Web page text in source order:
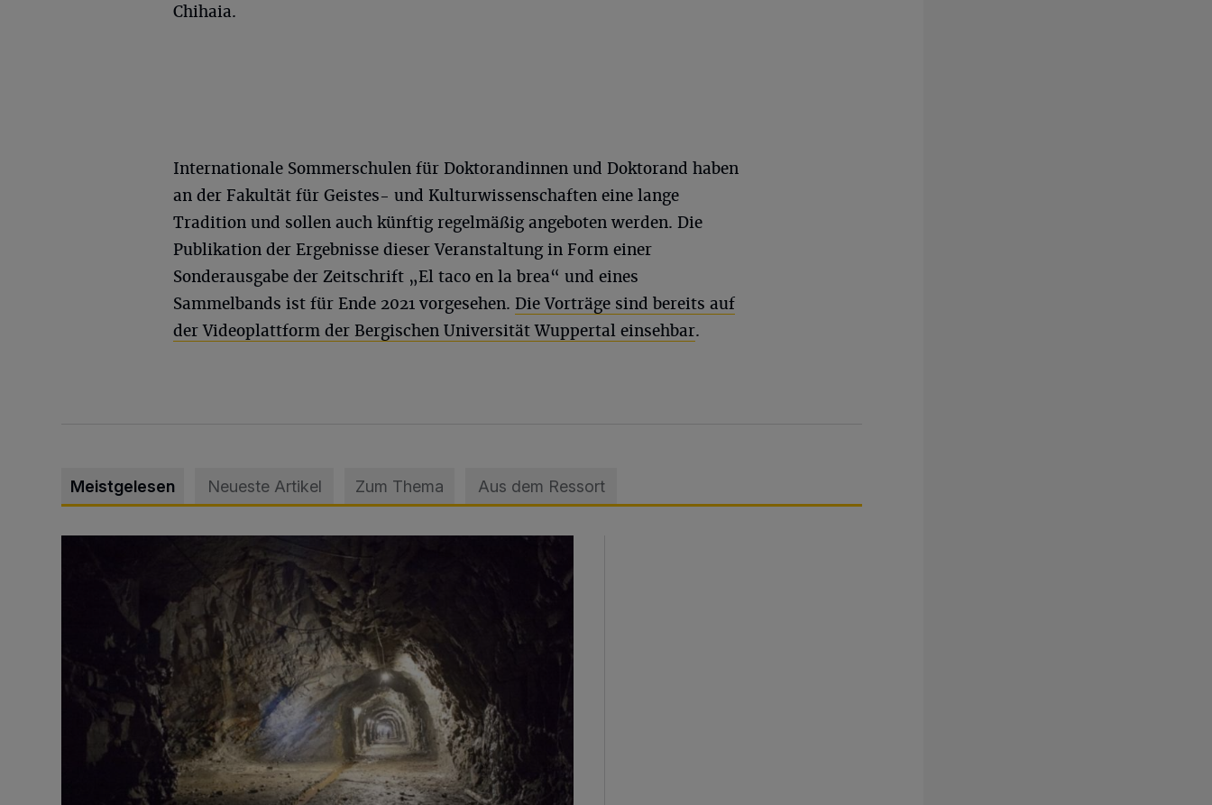
Chihaia.
Internationale Sommerschulen für Doktorandinnen und Doktorand haben
an der Fakultät für Geistes- und Kulturwissenschaften eine lange
Tradition und sollen auch künftig regelmäßig angeboten werden. Die
Publikation der Ergebnisse dieser Veranstaltung in Form einer
Sonderausgabe der Zeitschrift „El taco en la brea“ und eines
Sammelbands ist für Ende 2021 vorgesehen. Die Vorträge sind bereits auf
der Videoplattform der Bergischen Universität Wuppertal einsehbar.
Meistgelesen Neueste Artikel Zum Thema Aus dem Ressort